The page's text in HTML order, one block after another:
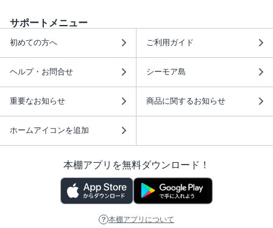
サポートメニュー
初めての方へ ご利用ガイド
ヘルプ・お問合せ シーモア島
重要なお知らせ 商品に関するお知らせ
ホームアイコンを追加
本棚アプリを無料ダウンロード！
本棚アプリについて